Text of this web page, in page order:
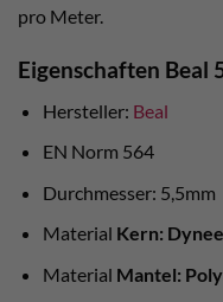
pro Meter.
Eigenschaften Beal
Hersteller: Beal
EN Norm 564
Durchmesser: 5,5mm
Material Kern:
Material Mantel: